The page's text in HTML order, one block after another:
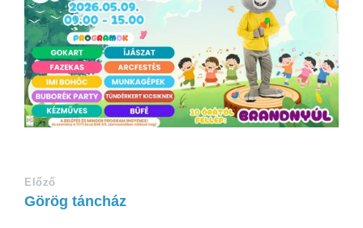
Előző
Görög táncház